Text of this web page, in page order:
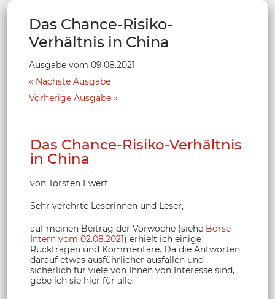
Das Chance-Risiko-
Verhältnis in China
Ausgabe vom 09.08.2021
Nächste Ausgabe
Vorherige Ausgabe
Das Chance-Risiko-Verhältnis
in China
von Torsten Ewert
Sehr verehrte Leserinnen und Leser,
auf meinen Beitrag der Vorwoche (siehe Börse-
Intern vom 02.08.2021) erhielt ich einige
Rückfragen und Kommentare. Da die Antworten
darauf etwas ausführlicher ausfallen und
sicherlich für viele von Ihnen von Interesse sind,
gebe ich sie hier für alle.